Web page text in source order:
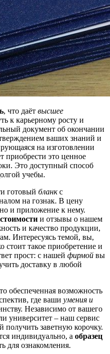
, что даёт высшее
к карьерному росту и
документ об окончании
ваших знаний и
на изготовлении
приобрести это ценное
Это доступный способ
учебы.
готовый бланкс
на гознак. В цену
и приложение к нему.
стоимости и отзывы о нашем
и качество продукции,
Интересуясь темой, вы,
стоит такое приобретение и
прост: с нашей фирмой вы
доставку в любой
обеспеченная возможность
где ваши умения и
Независимо от вашего
университет – наш сервис
получить заветную корочку.
индивидуально, а образец
для ознакомления.